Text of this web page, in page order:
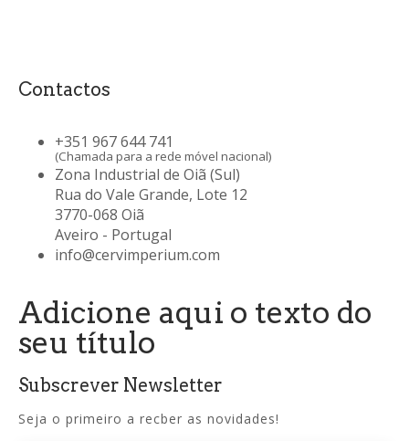
Contactos
+351 967 644 741
(Chamada para a rede móvel nacional)
Zona Industrial de Oiã (Sul)
Rua do Vale Grande, Lote 12
3770-068 Oiã
Aveiro - Portugal
info@cervimperium.com
Adicione aqui o texto do
seu título
Subscrever Newsletter
Seja o primeiro a recber as novidades!